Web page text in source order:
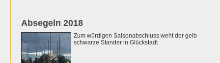
Absegeln 2018
Zum würdigen Saisonabschluss weht der gelb-
schwarze Stander in Glückstadt